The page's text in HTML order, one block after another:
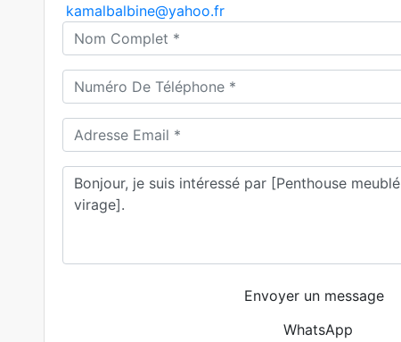
kamalbalbine@yahoo.fr
Envoyer un message
WhatsApp